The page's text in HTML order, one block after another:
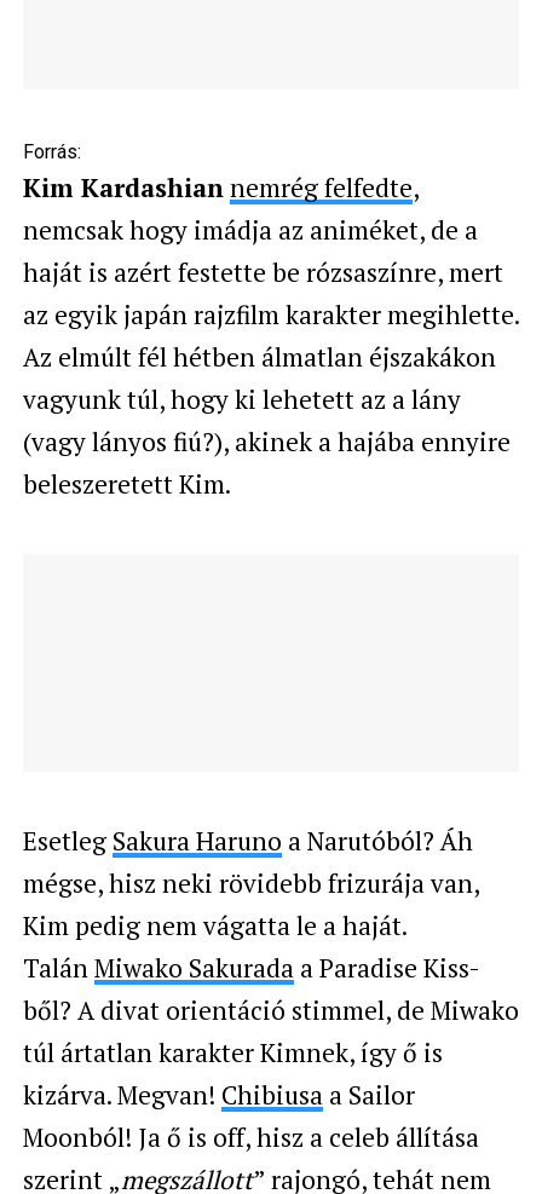
Forrás:
Kim Kardashiannemrég felfedte,
nemcsak hogy imádja az animéket, de a
haját is azért festette be rózsaszínre, mert
az egyik japán rajzfilm karakter megihlette.
Az elmúlt fél hétben álmatlan éjszakákon
vagyunk túl, hogy ki lehetett az a lány
(vagy lányos fiú?), akinek a hajába ennyire
beleszeretett Kim.
Esetleg Sakura Haruno a Narutóból? Áh
mégse, hisz neki rövidebb frizurája van,
Kim pedig nem vágatta le a haját.
TalánMiwako Sakuradaa Paradise Kiss-
ből? A divat orientáció stimmel, de Miwako
túl ártatlan karakter Kimnek, így ő is
kizárva. Megvan! Chibiusaa Sailor
Moonból! Ja ő is off, hisz a celeb állítása
szerint „megszállott” rajongó, tehát nem